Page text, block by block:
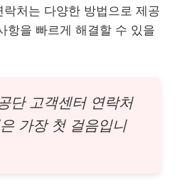
처는 다양한 방법으로 제공
항을 빠르게 해결할 수 있을
단 고객센터 연락처
가장 첫 걸음입니